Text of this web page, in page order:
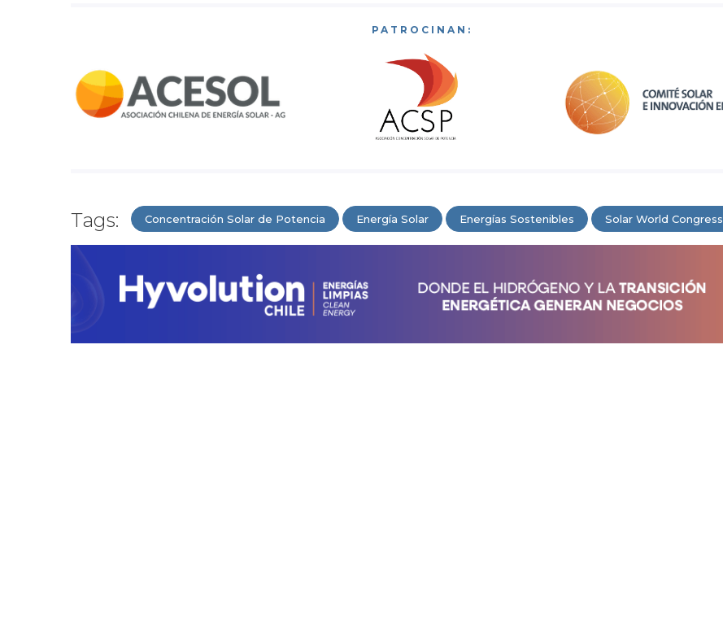
PATROCINAN:
Tags: Concentración Solar de Potencia Energía Solar Energías Sostenibles Solar World Congress